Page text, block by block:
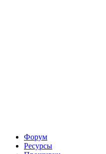
Форум
Ресурсы